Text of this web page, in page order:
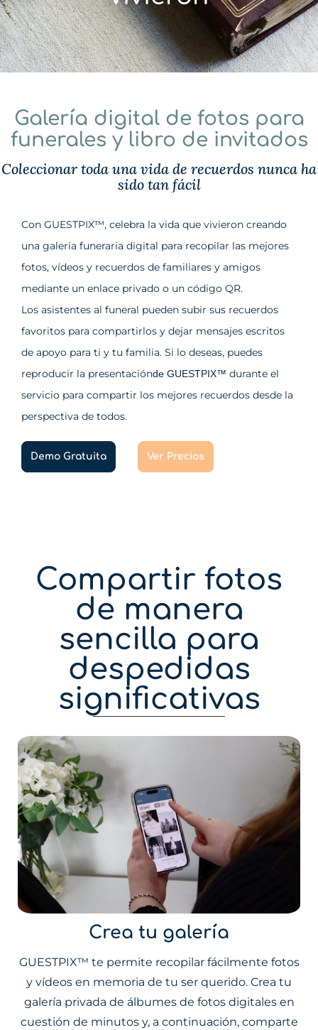
Galería digital de fotos para
funerales y libro de invitados
Coleccionar toda una vida de recuerdos nunca ha
sido tan fácil
Con GUESTPIX™, celebra la vida que vivieron creando
una galería funeraria digital para recopilar las mejores
fotos, vídeos y recuerdos de familiares y amigos
mediante un enlace privado o un código QR.
Los asistentes al funeral pueden subir sus recuerdos
favoritos para compartirlos y dejar mensajes escritos
de apoyo para ti y tu familia. Si lo deseas, puedes
reproducir la presentaciónde GUESTPIX™ durante el
servicio para compartir los mejores recuerdos desde la
perspectiva de todos.
Demo Gratuita Ver Precios
Compartir fotos
de manera
sencilla para
despedidas
significativas
Crea tu galería
GUESTPIX™ te permite recopilar fácilmente fotos
y vídeos en memoria de tu ser querido. Crea tu
galería privada de álbumes de fotos digitales en
cuestión de minutos y, a continuación, comparte